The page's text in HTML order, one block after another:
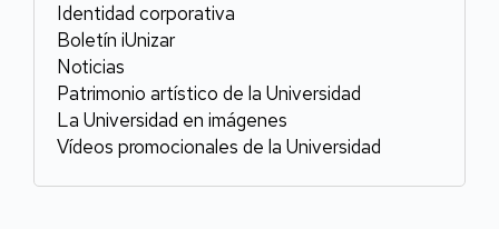
Identidad corporativa
Boletín iUnizar
Noticias
Patrimonio artístico de la Universidad
La Universidad en imágenes
Vídeos promocionales de la Universidad